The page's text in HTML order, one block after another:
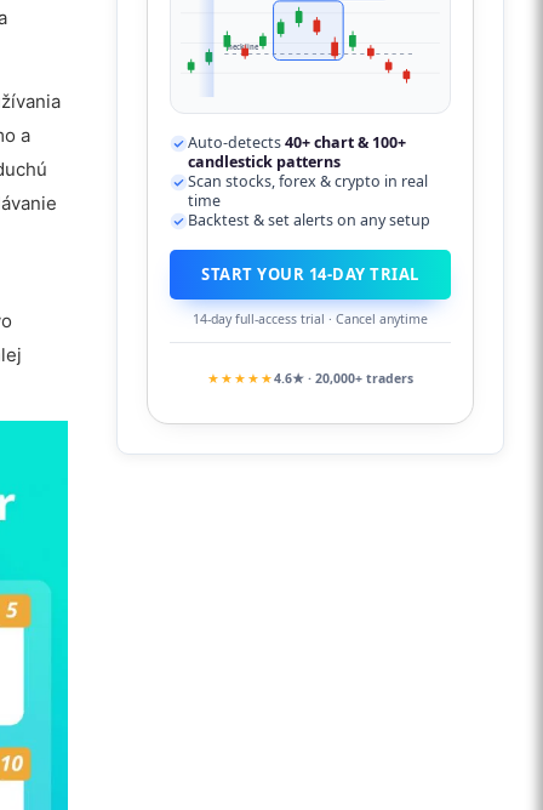
a
neckline
Auto-detects40+ chart & 100+
candlestick patterns
Scan stocks, forex & crypto in real
time
Backtest & set alerts on any setup
START YOUR 14-DAY TRIAL
14-day full-access trial · Cancel anytime
★★★★★4.6★ · 20,000+ traders